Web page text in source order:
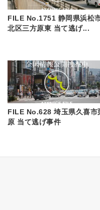
FILE No.1751 静岡県浜松
北区三方原東 当て逃げ...
FILE No.628 埼玉県久喜市
原 当て逃げ事件